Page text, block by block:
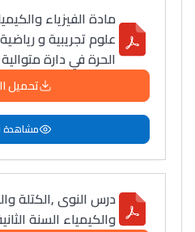
مادة الفيزياء
الحرة في دارة متوالية
تحميل
مشاهدة
درس النوى ,الكتلة
والكيمياء السنة